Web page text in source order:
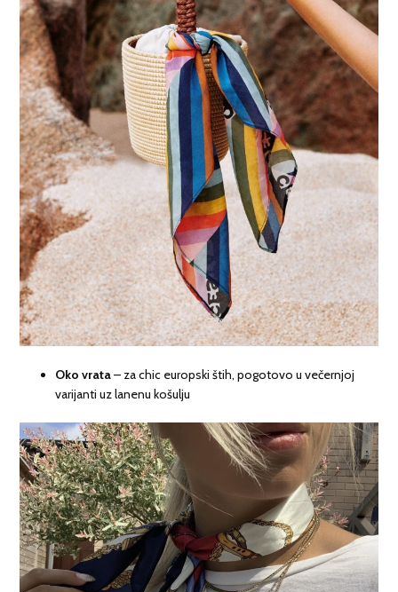
Oko vrata– za chic europski štih, pogotovo u večernjoj
varijanti uz lanenu košulju